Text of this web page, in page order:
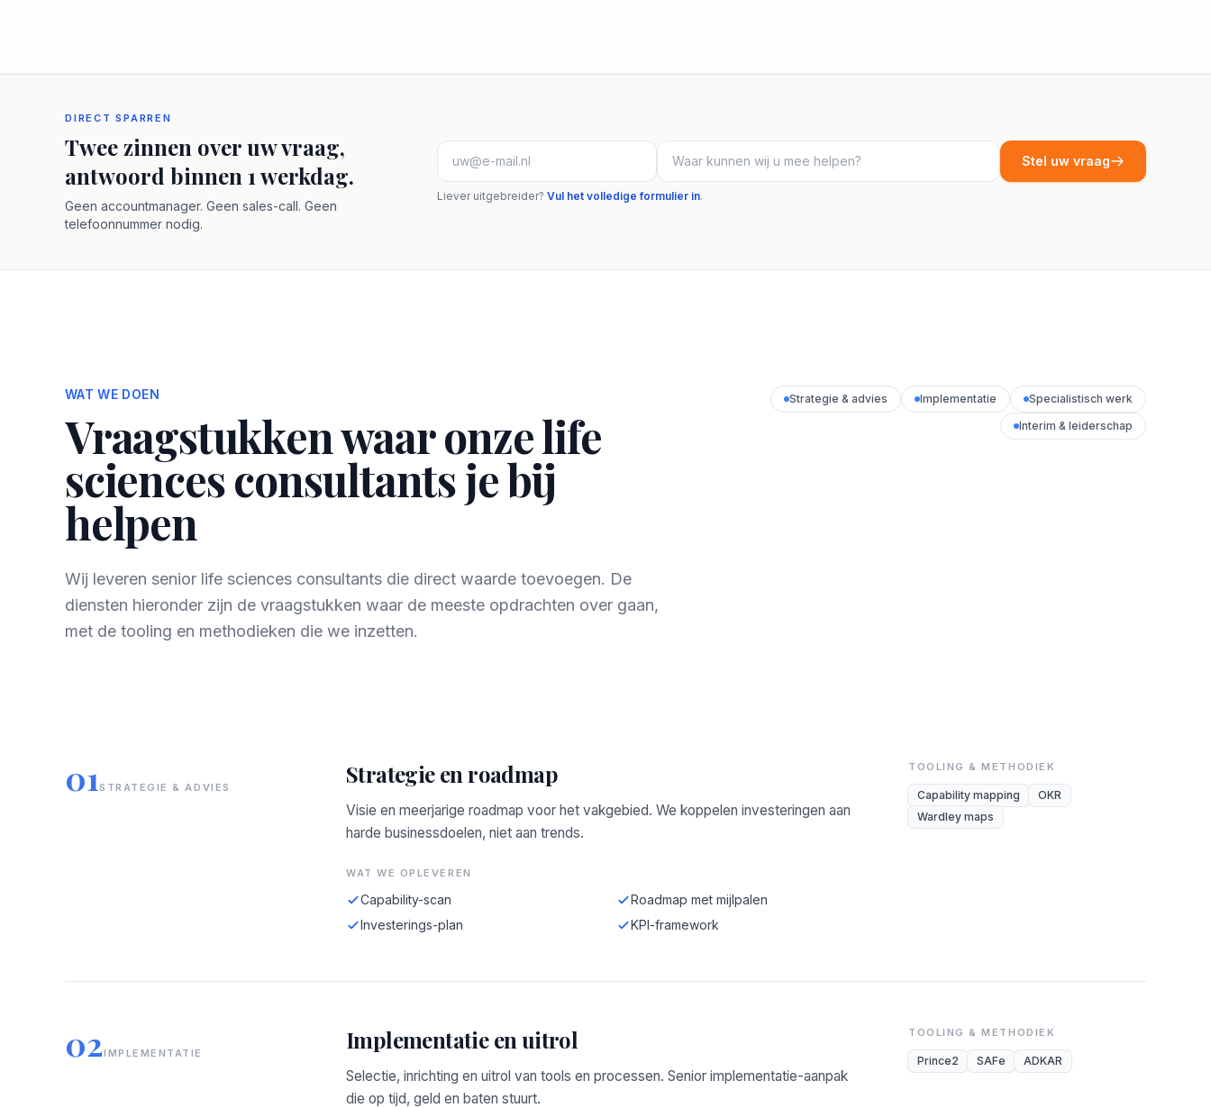
DIRECT SPARREN
Twee zinnen over uw vraag,
antwoord binnen 1 werkdag.
Geen accountmanager. Geen sales-call. Geen
telefoonnummer nodig.
Stel uw vraag
Liever uitgebreider?Vul het volledige formulier in.
WAT WE DOEN
Vraagstukken waar onze life
sciences consultants je bij
helpen
Wij leveren senior life sciences consultants die direct waarde toevoegen. De
diensten hieronder zijn de vraagstukken waar de meeste opdrachten over gaan,
met de tooling en methodieken die we inzetten.
Strategie & advies Implementatie
Specialistisch werk
Interim & leiderschap
01 STRATEGIE & ADVIES Strategie en roadmap
Visie en meerjarige roadmap voor het vakgebied. We koppelen investeringen aan
harde businessdoelen, niet aan trends.
WAT WE OPLEVEREN
Capability-scan
Roadmap met mijlpalen
Investerings-plan
KPI-framework
TOOLING & METHODIEK
Capability mapping
OKR
Wardley maps
02IMPLEMENTATIE Implementatie en uitrol
Selectie, inrichting en uitrol van tools en processen. Senior implementatie-aanpak
die op tijd, geld en baten stuurt.
TOOLING & METHODIEK
Prince2 SAFe ADKAR